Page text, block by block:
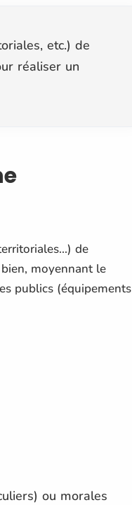
etc.) de
réaliser un
de
moyennant le
publics (équipements
ou morales